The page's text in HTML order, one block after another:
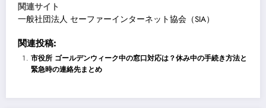
関連サイト
一般社団法人 セーファーインターネット協会（SIA）
関連投稿:
市役所 ゴールデンウィーク中の窓口対応は？休み中の手続き方法と
緊急時の連絡先まとめ